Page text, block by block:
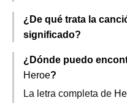
¿De qué trata la
significado?
¿Dónde puedo
Heroe?
La letra completa de